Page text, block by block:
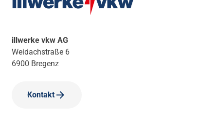
illwerke vkw AG
Weidachstraße 6
6900 Bregenz
Kontakt